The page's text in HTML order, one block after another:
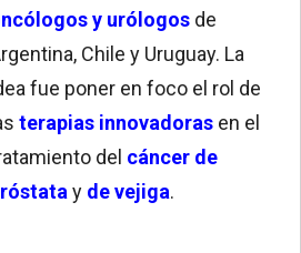
y urólogos de
Chile y Uruguay. La
fue poner en foco el rol de
terapias innovadoras en el
del cáncer de
y de vejiga.